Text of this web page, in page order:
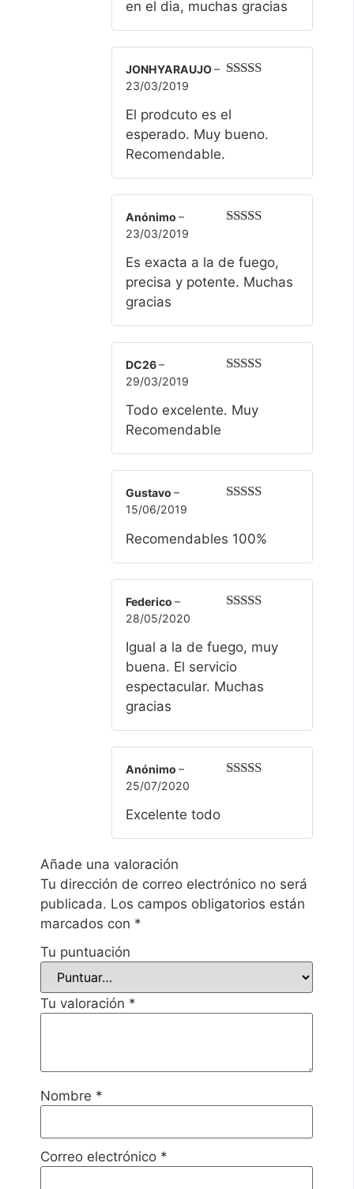
en el dia, muchas gracias
JONHYARAUJO–
23/03/2019
El prodcuto es el
esperado. Muy bueno.
Recomendable.
Anónimo–
23/03/2019
Es exacta a la de fuego,
precisa y potente. Muchas
gracias
DC26–
29/03/2019
Todo excelente. Muy
Recomendable
Gustavo–
15/06/2019
Recomendables 100%
Federico–
28/05/2020
Igual a la de fuego, muy
buena. El servicio
espectacular. Muchas
gracias
Anónimo–
25/07/2020
Excelente todo
Añade una valoración
Tu dirección de correo electrónico no será
publicada. Los campos obligatorios están
marcados con *
Tu puntuación
Tu valoración *
Nombre *
Correo electrónico *